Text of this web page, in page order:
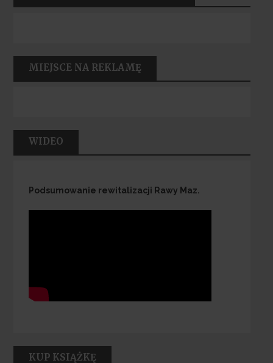
MIEJSCE NA REKLAMĘ
WIDEO
Podsumowanie rewitalizacji Rawy Maz.
KUP KSIĄŻKĘ